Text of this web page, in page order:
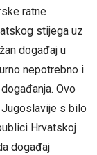
ratne
stijega uz
događaj u
nepotrebno i
Ovo
s bilo
Hrvatskoj
događaj